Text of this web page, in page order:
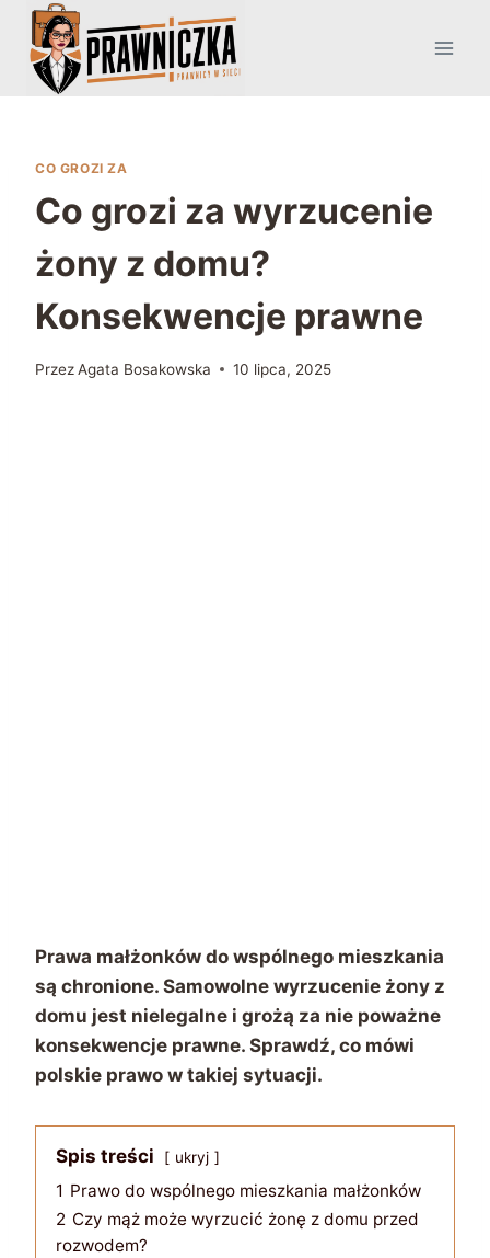
Przejdź
treści
CO GROZI ZA
Co grozi za wyrzucenie
żony z domu?
Konsekwencje prawne
PrzezAgata Bosakowska 10 lipca, 2025
Prawa małżonków do wspólnego mieszkania
są chronione. Samowolne wyrzucenie żony z
domu jest nielegalne i grożą za nie poważne
konsekwencje prawne. Sprawdź, co mówi
polskie prawo w takiej sytuacji.
Spis treści ukryj
1 Prawo do wspólnego mieszkania małżonków
2 Czy mąż może wyrzucić żonę z domu przed
rozwodem?